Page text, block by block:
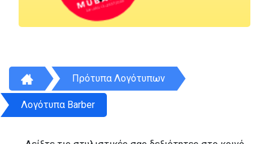
Πρότυπα Λογότυπων
Λογότυπα Barber